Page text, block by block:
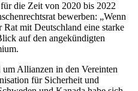
die Zeit von 2020 bis 2022
bewerben: „Wenn
mit Deutschland eine starke
auf den angekündigten
Allianzen in den Vereinten
für Sicherheit und